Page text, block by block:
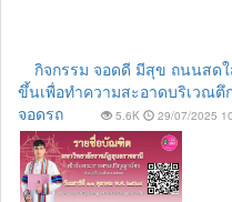
กิจกรรม จอดดี มีสุข ถนนสด
ขึ้นเพื่อทำความสะอาดบริเวณ
จอดรถ
5.6K 29/07/2025